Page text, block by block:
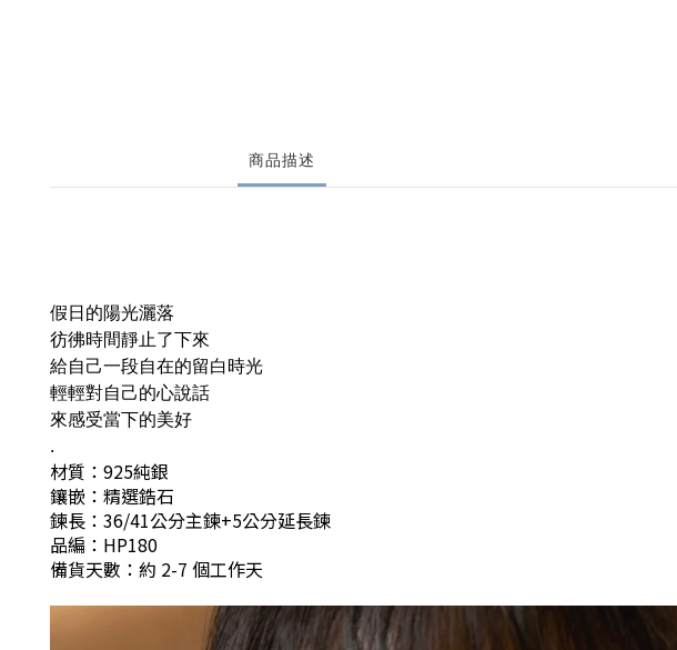
商品描述
假日的陽光灑落
彷彿時間靜止了下來
給自己一段自在的留白時光
輕輕對自己的心說話
來感受當下的美好
.
材質：925純銀
鑲嵌：精選鋯石
鍊長：36/41公分主鍊+5公分延長鍊
品編：HP180
備貨天數：約 2-7 個工作天